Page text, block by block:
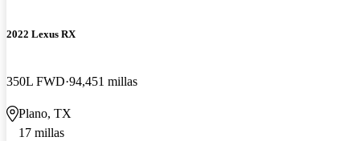
2022 Lexus RX
350L FWD 94,451 millas
Plano, TX
17 millas